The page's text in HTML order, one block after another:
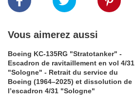
Vous aimerez aussi
Boeing KC-135RG "Stratotanker" -
Escadron de ravitaillement en vol 4/31
"Sologne" - Retrait du service du
Boeing (1964–2025) et dissolution de
l’escadron 4/31 "Sologne"